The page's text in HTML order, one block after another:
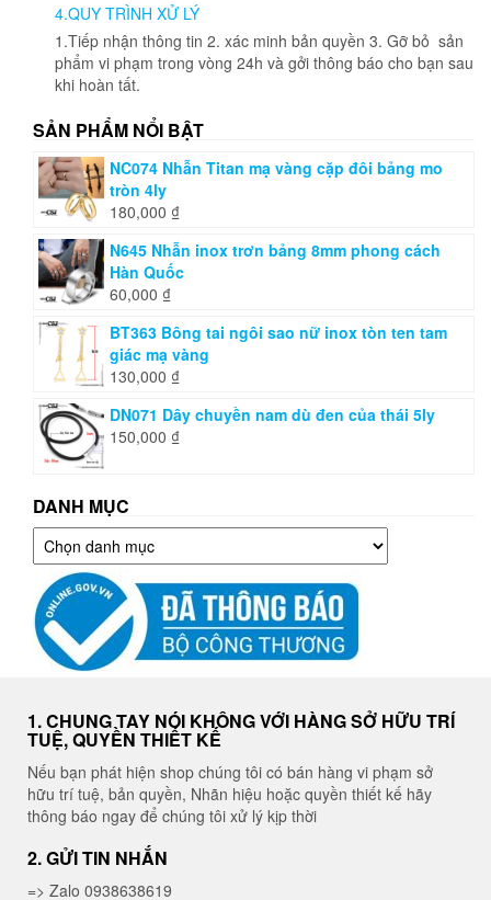
4.QUY TRÌNH XỬ LÝ
1.Tiếp nhận thông tin 2. xác minh bản quyền 3. Gỡ bỏ sản
phẩm vi phạm trong vòng 24h và gởi thông báo cho bạn sau
khi hoàn tất.
SẢN PHẨM NỔI BẬT
NC074 Nhẫn Titan mạ vàng cặp đôi bảng mo
tròn 4ly
180,000 ₫
N645 Nhẫn inox trơn bảng 8mm phong cách
Hàn Quốc
60,000 ₫
BT363 Bông tai ngôi sao nữ inox tòn ten tam
giác mạ vàng
130,000 ₫
DN071 Dây chuyền nam dù đen của thái 5ly
150,000 ₫
DANH MỤC
Danh
mục
1. CHUNG TAY NÓI KHÔNG VỚI HÀNG SỞ HỮU TRÍ
TUỆ, QUYỀN THIẾT KẾ
Nếu bạn phát hiện shop chúng tôi có bán hàng vi phạm sở
hữu trí tuệ, bản quyền, Nhãn hiệu hoặc quyền thiết kế hãy
thông báo ngay để chúng tôi xử lý kịp thời
2. GỬI TIN NHẮN
=> Zalo 0938638619